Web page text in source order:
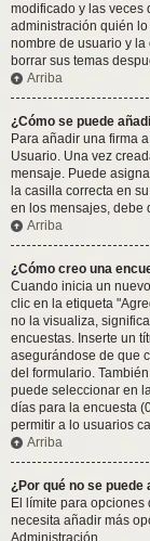
modificado y las veces
administración quién
nombre de usuario y
borrar sus temas
Arriba
¿Cómo se puede
Para añadir una firma
Usuario. Una vez
mensaje. Puede
la casilla correcta en
en los mensajes,
Arriba
¿Cómo creo una
Cuando inicia un
clic en la etiqueta
no la visualiza,
encuestas. Inserte un
asegurándose de que
del formulario.
puede seleccionar en
días para la encuesta
permitir a lo usuarios
Arriba
¿Por qué no se
El límite para
necesita añadir más
Administración.